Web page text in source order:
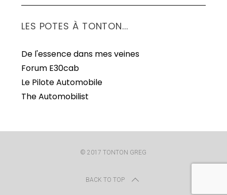
LES POTES À TONTON...
De l'essence dans mes veines
Forum E30cab
Le Pilote Automobile
The Automobilist
© 2017 TONTON GREG
BACK TO TOP